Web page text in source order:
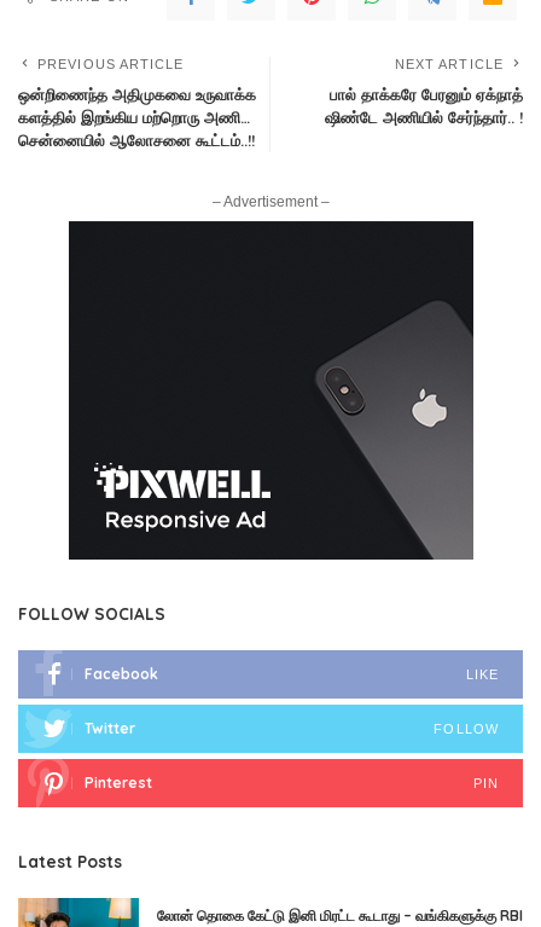
PREVIOUS ARTICLE
ஒன்றிணைந்த அதிமுகவை உருவாக்க
களத்தில் இறங்கிய மற்றொரு அணி…
சென்னையில் ஆலோசனை கூட்டம்..!!
NEXT ARTICLE
பால் தாக்கரே பேரனும் ஏக்நாத்
ஷிண்டே அணியில் சேர்ந்தார்.. !
– Advertisement –
FOLLOW SOCIALS
Facebook LIKE
Twitter FOLLOW
Pinterest PIN
Latest Posts
லோன் தொகை கேட்டு இனி மிரட்ட கூடாது – வங்கிகளுக்கு RBI